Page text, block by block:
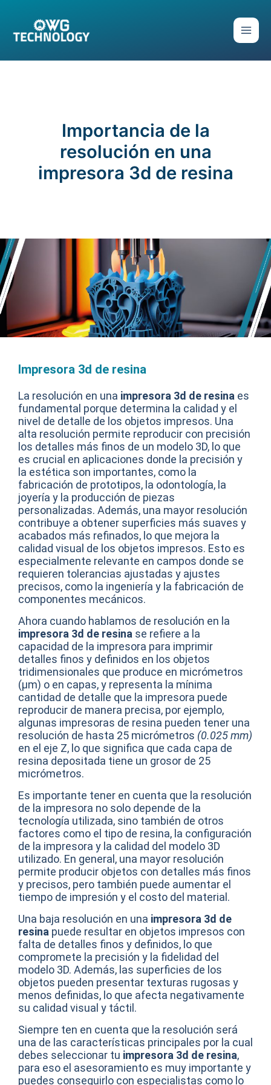
contenido
Importancia de la
resolución en una
impresora 3d de resina
Impresora 3d de resina
La resolución en una impresora 3d de resina es
fundamental porque determina la calidad y el
nivel de detalle de los objetos impresos. Una
alta resolución permite reproducir con precisión
los detalles más finos de un modelo 3D, lo que
es crucial en aplicaciones donde la precisión y
la estética son importantes, como la
fabricación de prototipos, la odontología, la
joyería y la producción de piezas
personalizadas. Además, una mayor resolución
contribuye a obtener superficies más suaves y
acabados más refinados, lo que mejora la
calidad visual de los objetos impresos. Esto es
especialmente relevante en campos donde se
requieren tolerancias ajustadas y ajustes
precisos, como la ingeniería y la fabricación de
componentes mecánicos.
Ahora cuando hablamos de resolución en la
impresora 3d de resina se refiere a la
capacidad de la impresora para imprimir
detalles finos y definidos en los objetos
tridimensionales que produce en micrómetros
(µm) o en capas, y representa la mínima
cantidad de detalle que la impresora puede
reproducir de manera precisa, por ejemplo,
algunas impresoras de resina pueden tener una
resolución de hasta 25 micrómetros (0.025 mm)
en el eje Z, lo que significa que cada capa de
resina depositada tiene un grosor de 25
micrómetros.
Es importante tener en cuenta que la resolución
de la impresora no solo depende de la
tecnología utilizada, sino también de otros
factores como el tipo de resina, la configuración
de la impresora y la calidad del modelo 3D
utilizado. En general, una mayor resolución
permite producir objetos con detalles más finos
y precisos, pero también puede aumentar el
tiempo de impresión y el costo del material.
Una baja resolución en una impresora 3d de
resina puede resultar en objetos impresos con
falta de detalles finos y definidos, lo que
compromete la precisión y la fidelidad del
modelo 3D. Además, las superficies de los
objetos pueden presentar texturas rugosas y
menos definidas, lo que afecta negativamente
su calidad visual y táctil.
Siempre ten en cuenta que la resolución será
una de las características principales por la cual
debes seleccionar tu impresora 3d de resina,
para eso el asesoramiento es muy importante y
puedes conseguirlo con especialistas como lo